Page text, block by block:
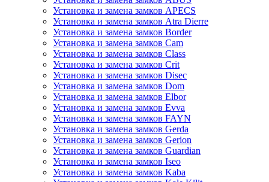
Установка и замена замков APECS
Установка и замена замков Atra Dierre
Установка и замена замков Border
Установка и замена замков Cam
Установка и замена замков Class
Установка и замена замков Crit
Установка и замена замков Disec
Установка и замена замков Dom
Установка и замена замков Elbor
Установка и замена замков Evva
Установка и замена замков FAYN
Установка и замена замков Gerda
Установка и замена замков Gerion
Установка и замена замков Guardian
Установка и замена замков Iseo
Установка и замена замков Kaba